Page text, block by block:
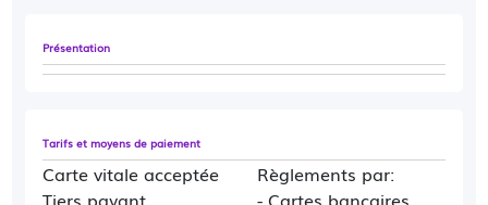
Présentation
Tarifs et moyens de paiement
Carte vitale acceptée
Tiers payant
Règlements par:
- Cartes bancaires